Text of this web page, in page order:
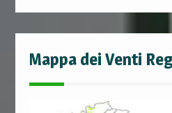
Mappa dei Venti